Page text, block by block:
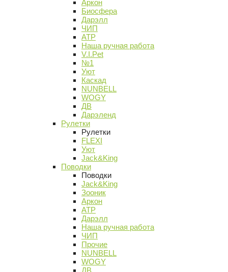
Аркон
Биосфера
Дарэлл
ЧИП
АТР
Наша ручная работа
V.I.Pet
№1
Уют
Каскад
NUNBELL
WOGY
ДВ
Дарэленд
Рулетки
Рулетки
FLEXI
Уют
Jack&King
Поводки
Поводки
Jack&King
Зооник
Аркон
АТР
Дарэлл
Наша ручная работа
ЧИП
Прочие
NUNBELL
WOGY
ДВ